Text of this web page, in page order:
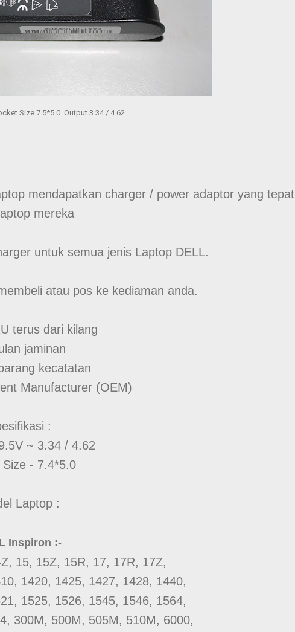
Size 7.5*5.0 Output 3.34 / 4.62
mendapatkan charger / power adaptor yang tepat
mereka
untuk semua jenis Laptop DELL.
atau pos ke kediaman anda.
terus dari kilang
jaminan
kecatatan
Manufacturer (OEM)
:
~ 3.34 / 4.62
Size - 7.4*5.0
Laptop :
Inspiron :-
15, 15Z, 15R, 17, 17R, 17Z,
1420, 1425, 1427, 1428, 1440,
1525, 1526, 1545, 1546, 1564,
300M, 500M, 505M, 510M, 6000,